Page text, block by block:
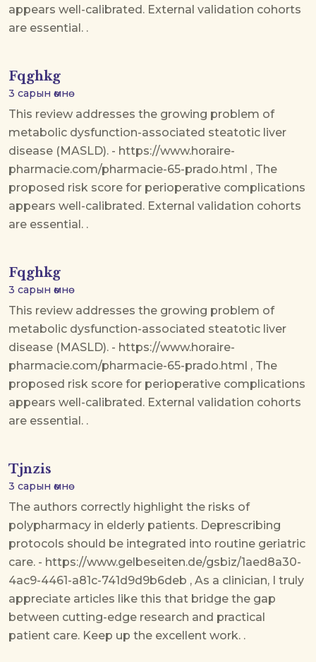
appears well-calibrated. External validation cohorts
are essential. .
Fqghkg
3 сарын өмнө
This review addresses the growing problem of
metabolic dysfunction-associated steatotic liver
disease (MASLD). - https://www.horaire-
pharmacie.com/pharmacie-65-prado.html , The
proposed risk score for perioperative complications
appears well-calibrated. External validation cohorts
are essential. .
Fqghkg
3 сарын өмнө
This review addresses the growing problem of
metabolic dysfunction-associated steatotic liver
disease (MASLD). - https://www.horaire-
pharmacie.com/pharmacie-65-prado.html , The
proposed risk score for perioperative complications
appears well-calibrated. External validation cohorts
are essential. .
Tjnzis
3 сарын өмнө
The authors correctly highlight the risks of
polypharmacy in elderly patients. Deprescribing
protocols should be integrated into routine geriatric
care. - https://www.gelbeseiten.de/gsbiz/1aed8a30-
4ac9-4461-a81c-741d9d9b6deb , As a clinician, I truly
appreciate articles like this that bridge the gap
between cutting-edge research and practical
patient care. Keep up the excellent work. .